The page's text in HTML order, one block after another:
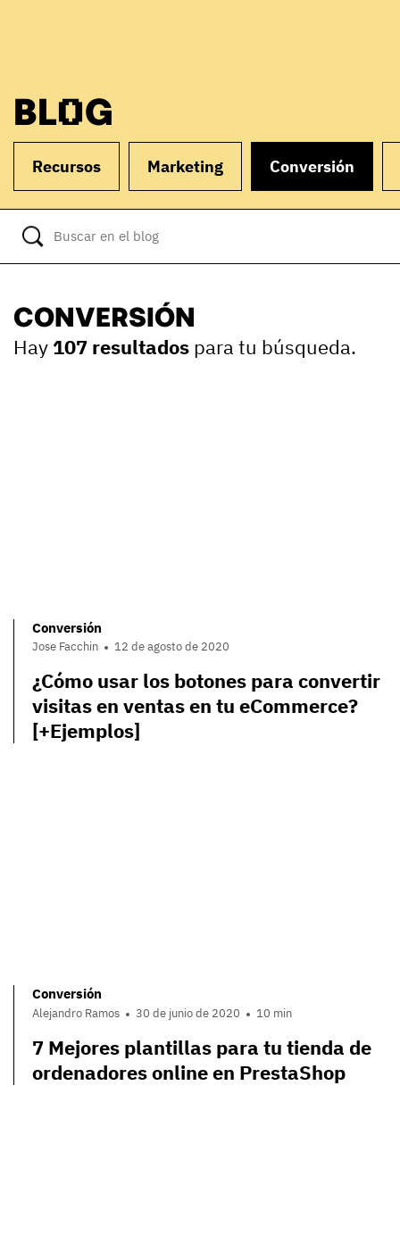
BLOG
Recursos Marketing Conversión
CONVERSIÓN
Hay 107 resultados para tu búsqueda.
Conversión
Jose Facchin 12 de agosto de 2020
¿Cómo usar los botones para convertir
visitas en ventas en tu eCommerce?
[+Ejemplos]
Conversión
Alejandro Ramos 30 de junio de 2020 10 min
7 Mejores plantillas para tu tienda de
ordenadores online en PrestaShop